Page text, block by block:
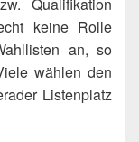
Qualifikation
keine Rolle
an, so
wählen den
Listenplatz